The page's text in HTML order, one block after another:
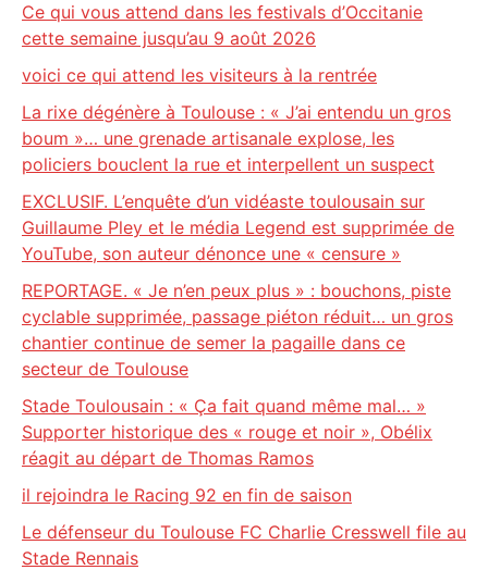
Ce qui vous attend dans les festivals d’Occitanie
cette semaine jusqu’au 9 août 2026
voici ce qui attend les visiteurs à la rentrée
La rixe dégénère à Toulouse : « J’ai entendu un gros
boum »… une grenade artisanale explose, les
policiers bouclent la rue et interpellent un suspect
EXCLUSIF. L’enquête d’un vidéaste toulousain sur
Guillaume Pley et le média Legend est supprimée de
YouTube, son auteur dénonce une « censure »
REPORTAGE. « Je n’en peux plus » : bouchons, piste
cyclable supprimée, passage piéton réduit… un gros
chantier continue de semer la pagaille dans ce
secteur de Toulouse
Stade Toulousain : « Ça fait quand même mal… »
Supporter historique des « rouge et noir », Obélix
réagit au départ de Thomas Ramos
il rejoindra le Racing 92 en fin de saison
Le défenseur du Toulouse FC Charlie Cresswell file au
Stade Rennais